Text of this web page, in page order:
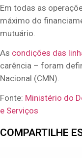
Em todas as
máximo do
mutuário.
As condições das
carência – foram
Nacional (CMN).
Fonte: Ministério do
e Serviços
COMPARTILHE